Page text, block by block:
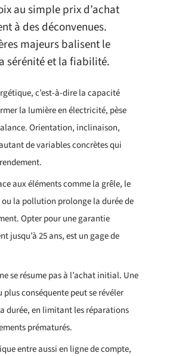
au simple prix d’achat
à des déconvenues.
majeurs balisent le
sérénité et la fiabilité.
c’est-à-dire la capacité
la lumière en électricité, pèse
Orientation, inclinaison,
de variables concrètes qui
aux éléments comme la grêle, le
la pollution prolonge la durée de
Opter pour une garantie
jusqu’à 25 ans, est un gage de
se résume pas à l’achat initial. Une
plus conséquente peut se révéler
durée, en limitant les réparations
prématurés.
entre aussi en ligne de compte,